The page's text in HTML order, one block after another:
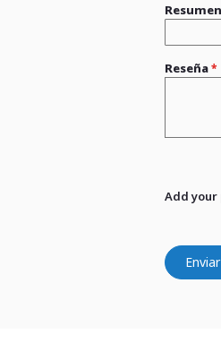
Resumen
Reseña
Add your